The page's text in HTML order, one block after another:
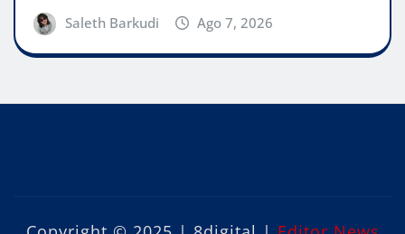
Saleth Barkudi Ago 7, 2026